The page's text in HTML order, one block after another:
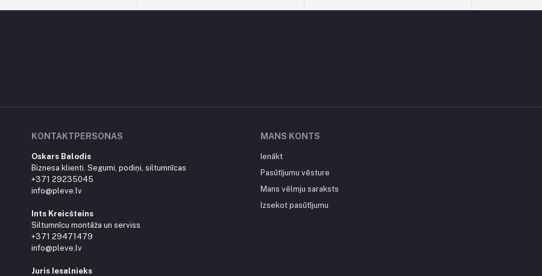
KONTAKTPERSONAS
Oskars Balodis
Biznesa klienti. Segumi, podiņi, siltumnīcas
+371 29235045
info@pleve.lv
Ints Kreicšteins
Siltumnīcu montāža un serviss
+371 29471479
info@pleve.lv
Juris Iesalnieks
MANS KONTS
Ienākt
Pasūtījumu vēsture
Mans vēlmju saraksts
Izsekot pasūtījumu